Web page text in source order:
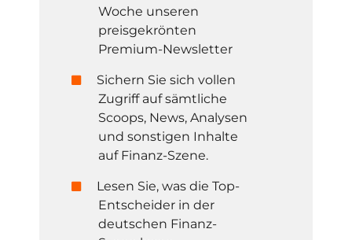
Woche unseren
preisgekrönten
Premium-Newsletter
Sichern Sie sich vollen
Zugriff auf sämtliche
Scoops, News, Analysen
und sonstigen Inhalte
auf Finanz-Szene.
Lesen Sie, was die Top-
Entscheider in der
deutschen Finanz-